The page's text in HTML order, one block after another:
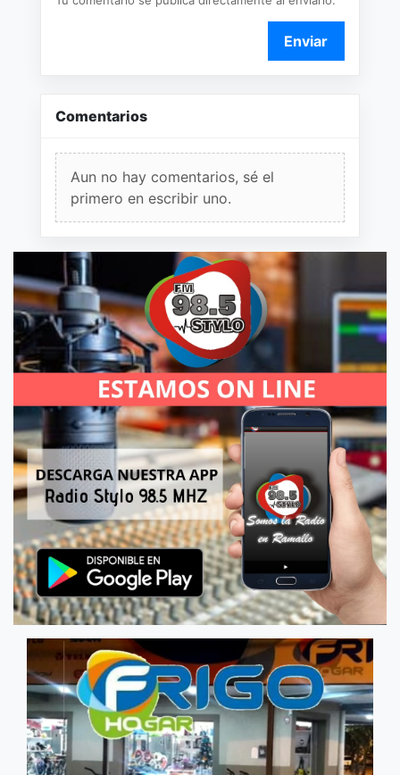
Enviar
Comentarios
Aun no hay comentarios, sé el
primero en escribir uno.